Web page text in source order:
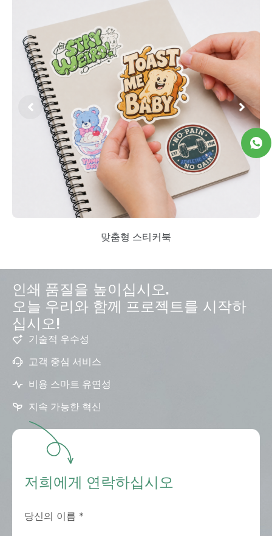
맞춤형 스티커북
인쇄 품질을 높이십시오.
오늘 우리와 함께 프로젝트를 시작하
십시오!
기술적 우수성
고객 중심 서비스
비용 스마트 유연성
지속 가능한 혁신
저희에게 연락하십시오
당신의 이름 *